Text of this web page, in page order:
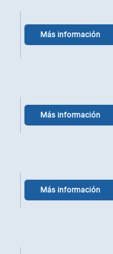
Más información
Más información
Más información